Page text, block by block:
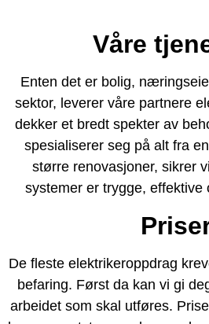
Våre
Enten det er bolig,
sektor, leverer våre partnere
dekker et bredt spekter av
spesialiserer seg på alt fra
større renovasjoner, sikrer
systemer er trygge, effektive
De fleste elektrikeroppdrag
befaring. Først da kan vi gi
arbeidet som skal utføres.